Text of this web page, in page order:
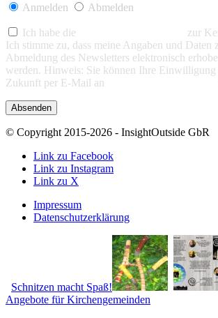
Anmelden Abmelden
Ich habe die
zur
Ich stimme zu, dass meine Angaben und Daten
Abmeldung des Newsletters elektronisch
werden. Hinweis: Sie können Ihre Einwilligung
Zukunft per E-Mail an
© Copyright 2015-2026 - InsightOutside GbR
Link zu Facebook
Link zu Instagram
Link zu X
Impressum
Datenschutzerklärung
Schnitzen macht Spaß!
Angebote für Kirchengemeinden